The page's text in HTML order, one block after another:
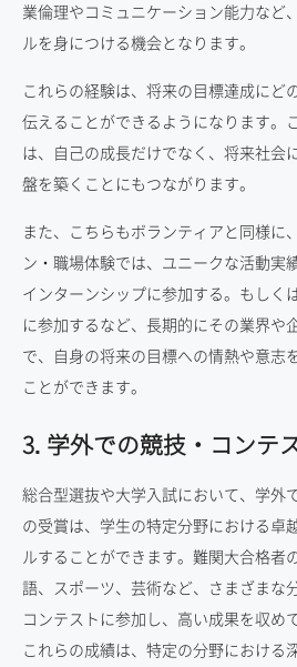
業倫理やコミュニケーション能力など
ルを身につける機会となります。
これらの経験は、将来の目標達成にど
伝えることができるようになります。
は、自己の成長だけでなく、将来社会
盤を築くことにもつながります。
また、こちらもボランティアと同様に
ン・職場体験では、ユニークな活動実
インターンシップに参加する。もしく
に参加するなど、長期的にその業界や
で、自身の将来の目標への情熱や意志
ことができます。
3. 学外での競技・コンテ
総合型選抜や大学入試において、学外
の受賞は、学生の特定分野における卓
ルすることができます。難関大合格者
語、スポーツ、芸術など、さまざまな
コンテストに参加し、高い成果を収め
これらの成績は、特定の分野における